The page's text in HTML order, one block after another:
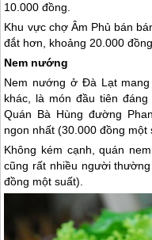
10.000 đồng.
Khu vực chợ Âm Phủ bán
đắt hơn, khoảng 20.000
Nem nướng
Nem nướng ở Đà Lạtmang
khác, là món đầu tiên
Quán Bà Hùng đường
ngon nhất (30.000 đồng một
Không kém cạnh, quán
cũng rất nhiều người
đồng một suất).